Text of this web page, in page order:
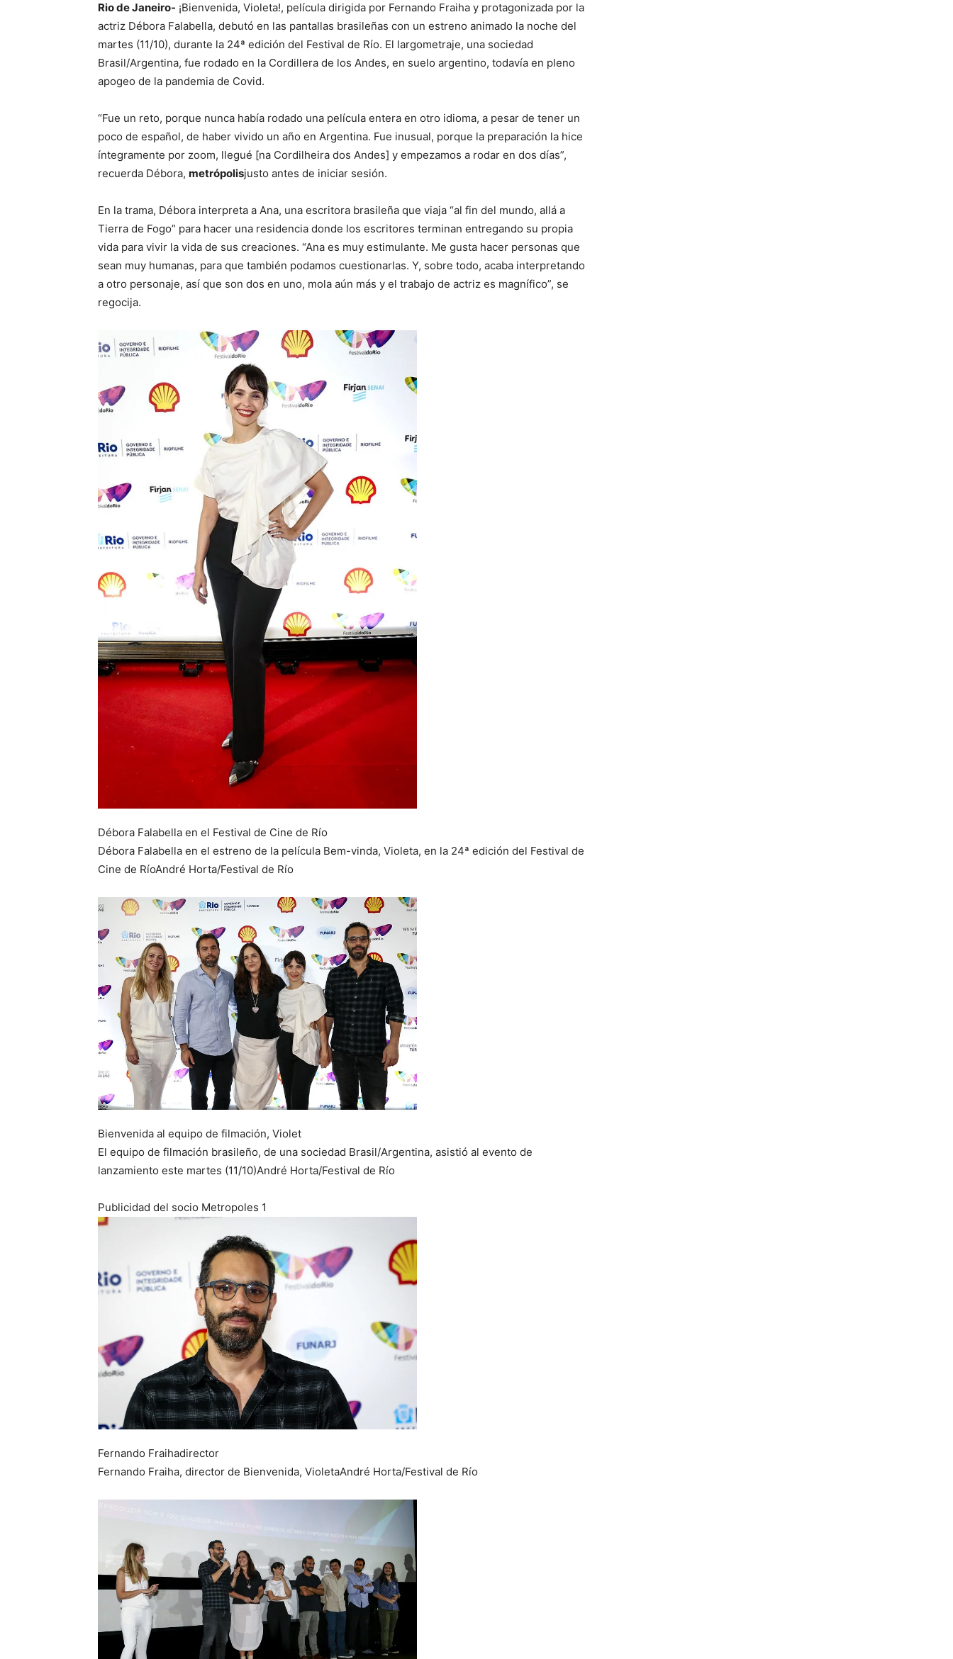
Rio de Janeiro- ¡Bienvenida, Violeta!, película dirigida por Fernando Fraiha y protagonizada por la
actriz Débora Falabella, debutó en las pantallas brasileñas con un estreno animado la noche del
martes (11/10), durante la 24ª edición del Festival de Río. El largometraje, una sociedad
Brasil/Argentina, fue rodado en la Cordillera de los Andes, en suelo argentino, todavía en pleno
apogeo de la pandemia de Covid.
“Fue un reto, porque nunca había rodado una película entera en otro idioma, a pesar de tener un
poco de español, de haber vivido un año en Argentina. Fue inusual, porque la preparación la hice
íntegramente por zoom, llegué [na Cordilheira dos Andes] y empezamos a rodar en dos días”,
recuerda Débora, metrópolisjusto antes de iniciar sesión.
En la trama, Débora interpreta a Ana, una escritora brasileña que viaja “al fin del mundo, allá a
Tierra de Fogo” para hacer una residencia donde los escritores terminan entregando su propia
vida para vivir la vida de sus creaciones. “Ana es muy estimulante. Me gusta hacer personas que
sean muy humanas, para que también podamos cuestionarlas. Y, sobre todo, acaba interpretando
a otro personaje, así que son dos en uno, mola aún más y el trabajo de actriz es magnífico”, se
regocija.
Débora Falabella en el Festival de Cine de Río
Débora Falabella en el estreno de la película Bem-vinda, Violeta, en la 24ª edición del Festival de
Cine de RíoAndré Horta/Festival de Río
Bienvenida al equipo de filmación, Violet
El equipo de filmación brasileño, de una sociedad Brasil/Argentina, asistió al evento de
lanzamiento este martes (11/10)André Horta/Festival de Río
Publicidad del socio Metropoles 1
Fernando Fraihadirector
Fernando Fraiha, director de Bienvenida, VioletaAndré Horta/Festival de Río